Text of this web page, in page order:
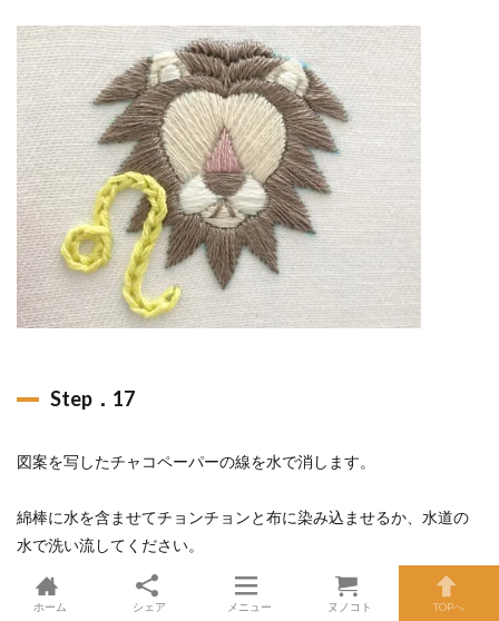
Step．17
図案を写したチャコペーパーの線を水で消します。
綿棒に水を含ませてチョンチョンと布に染み込ませるか、水道の
水で洗い流してください。
ホーム シェア メニュー ヌノコト TOPへ